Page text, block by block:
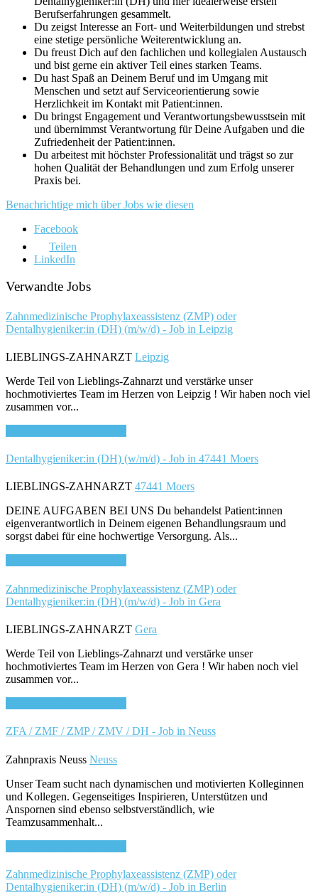
Berufserfahrungen gesammelt.
Du zeigst Interesse an Fort- und Weiterbildungen und strebst
eine stetige persönliche Weiterentwicklung an.
Du freust Dich auf den fachlichen und kollegialen Austausch
und bist gerne ein aktiver Teil eines starken Teams.
Du hast Spaß an Deinem Beruf und im Umgang mit
Menschen und setzt auf Serviceorientierung sowie
Herzlichkeit im Kontakt mit Patient:innen.
Du bringst Engagement und Verantwortungsbewusstsein mit
und übernimmst Verantwortung für Deine Aufgaben und die
Zufriedenheit der Patient:innen.
Du arbeitest mit höchster Professionalität und trägst so zur
hohen Qualität der Behandlungen und zum Erfolg unserer
Praxis bei.
Benachrichtige mich über Jobs wie diesen
Facebook
Teilen
LinkedIn
Verwandte Jobs
Zahnmedizinische Prophylaxeassistenz (ZMP) oder
Dentalhygieniker:in (DH) (m/w/d) - Job in Leipzig
LIEBLINGS-ZAHNARZT Leipzig
Werde Teil von Lieblings-Zahnarzt und verstärke unser
hochmotiviertes Team im Herzen von Leipzig ! Wir haben noch viel
zusammen vor...
Dentalhygieniker:in (DH) (w/m/d) - Job in 47441 Moers
LIEBLINGS-ZAHNARZT 47441 Moers
DEINE AUFGABEN BEI UNS Du behandelst Patient:innen
eigenverantwortlich in Deinem eigenen Behandlungsraum und
sorgst dabei für eine hochwertige Versorgung. Als...
Zahnmedizinische Prophylaxeassistenz (ZMP) oder
Dentalhygieniker:in (DH) (m/w/d) - Job in Gera
LIEBLINGS-ZAHNARZT Gera
Werde Teil von Lieblings-Zahnarzt und verstärke unser
hochmotiviertes Team im Herzen von Gera ! Wir haben noch viel
zusammen vor...
ZFA / ZMF / ZMP / ZMV / DH - Job in Neuss
Zahnpraxis Neuss Neuss
Unser Team sucht nach dynamischen und motivierten Kolleginnen
und Kollegen. Gegenseitiges Inspirieren, Unterstützen und
Anspornen sind ebenso selbstverständlich, wie
Teamzusammenhalt...
Zahnmedizinische Prophylaxeassistenz (ZMP) oder
Dentalhygieniker:in (DH) (m/w/d) - Job in Berlin